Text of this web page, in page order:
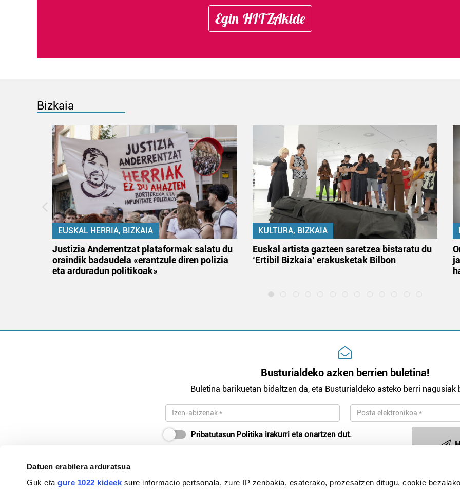
Datuen erabilera arduratsua
Guk etagure 1022 kideek sure informacio pertsonala, zure IP zenbakia, esaterako, prozesatzen ditugu, cookie
Egin HITZAkide
Bizkaia
EUSKAL HERRIA, BIZKAIA
Justizia Anderrentzat plataformak salatu du
oraindik badaudela «erantzule diren polizia
eta arduradun politikoak»
KULTURA, BIZKAIA
Euskal artista gazteen saretzea bistaratu du
‘Ertibil Bizkaia’ erakusketak Bilbon
Busturialdeko azken berrien buletina!
Buletina barikuetan bidaltzen da, eta Busturialdeko asteko berri nagusiak
Pribatutasun Politika irakurri eta onartzen dut.